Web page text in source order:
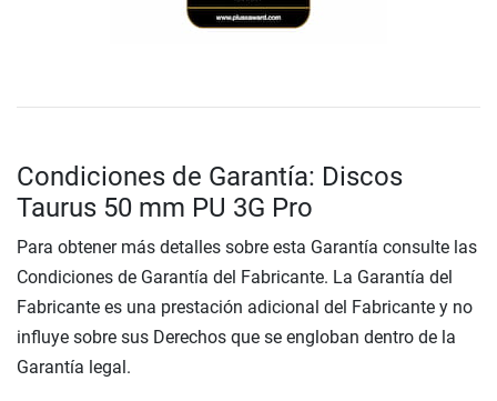
Condiciones de Garantía: Discos
Taurus 50 mm PU 3G Pro
Para obtener más detalles sobre esta Garantía consulte las
Condiciones de Garantía del Fabricante. La Garantía del
Fabricante es una prestación adicional del Fabricante y no
influye sobre sus Derechos que se engloban dentro de la
Garantía legal.